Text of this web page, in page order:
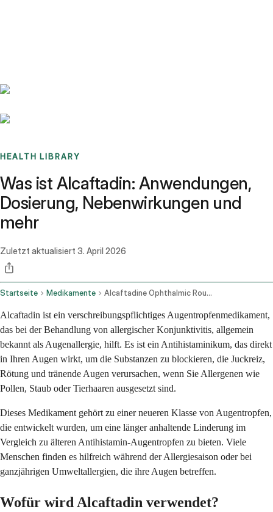
HEALTH LIBRARY
Was ist Alcaftadin: Anwendungen,
Dosierung, Nebenwirkungen und
mehr
Zuletzt aktualisiert 3. April 2026
Startseite Medikamente Alcaftadine Ophthalmic Route
Alcaftadin ist ein verschreibungspflichtiges Augentropfenmedikament,
das bei der Behandlung von allergischer Konjunktivitis, allgemein
bekannt als Augenallergie, hilft. Es ist ein Antihistaminikum, das direkt
in Ihren Augen wirkt, um die Substanzen zu blockieren, die Juckreiz,
Rötung und tränende Augen verursachen, wenn Sie Allergenen wie
Pollen, Staub oder Tierhaaren ausgesetzt sind.
Dieses Medikament gehört zu einer neueren Klasse von Augentropfen,
die entwickelt wurden, um eine länger anhaltende Linderung im
Vergleich zu älteren Antihistamin-Augentropfen zu bieten. Viele
Menschen finden es hilfreich während der Allergiesaison oder bei
ganzjährigen Umweltallergien, die ihre Augen betreffen.
Wofür wird Alcaftadin verwendet?